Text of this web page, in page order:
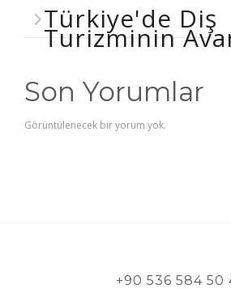
Türkiye'de Diş
Turizminin
Son Yorumlar
Görüntülenecek bir yorum yok.
+90 536 584 50